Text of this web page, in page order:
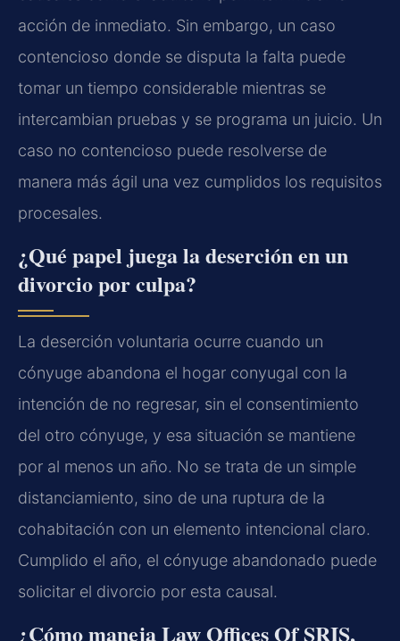
acción de inmediato. Sin embargo, un caso
contencioso donde se disputa la falta puede
tomar un tiempo considerable mientras se
intercambian pruebas y se programa un juicio. Un
caso no contencioso puede resolverse de
manera más ágil una vez cumplidos los requisitos
procesales.
¿Qué papel juega la deserción en un
divorcio por culpa?
La deserción voluntaria ocurre cuando un
cónyuge abandona el hogar conyugal con la
intención de no regresar, sin el consentimiento
del otro cónyuge, y esa situación se mantiene
por al menos un año. No se trata de un simple
distanciamiento, sino de una ruptura de la
cohabitación con un elemento intencional claro.
Cumplido el año, el cónyuge abandonado puede
solicitar el divorcio por esta causal.
¿Cómo maneja Law Offices Of SRIS,